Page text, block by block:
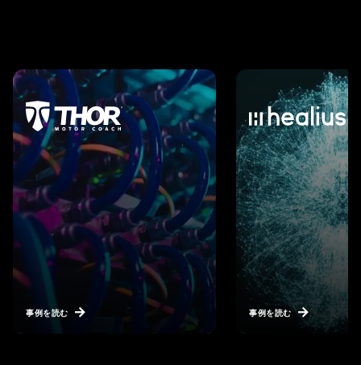
事例を読む 事例を読む